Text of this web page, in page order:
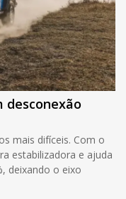
desconexão
mais difíceis. Com o
estabilizadora e ajuda
deixando o eixo